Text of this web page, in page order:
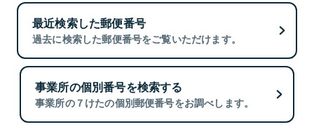
最近検索した郵便番号
過去に検索した郵便番号をご覧いただけます。
事業所の個別番号を検索する
事業所の７けたの個別郵便番号をお調べします。